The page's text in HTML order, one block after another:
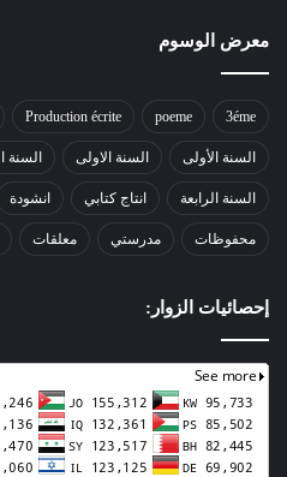
معرض الوسوم
3éme
poeme
Production écrite
السنة الأولى السنة الاولى السنة
السنة الرابعة انتاج كتابي انشودة
محفوظات مدرستي معلقات
إحصائيات الزوار: